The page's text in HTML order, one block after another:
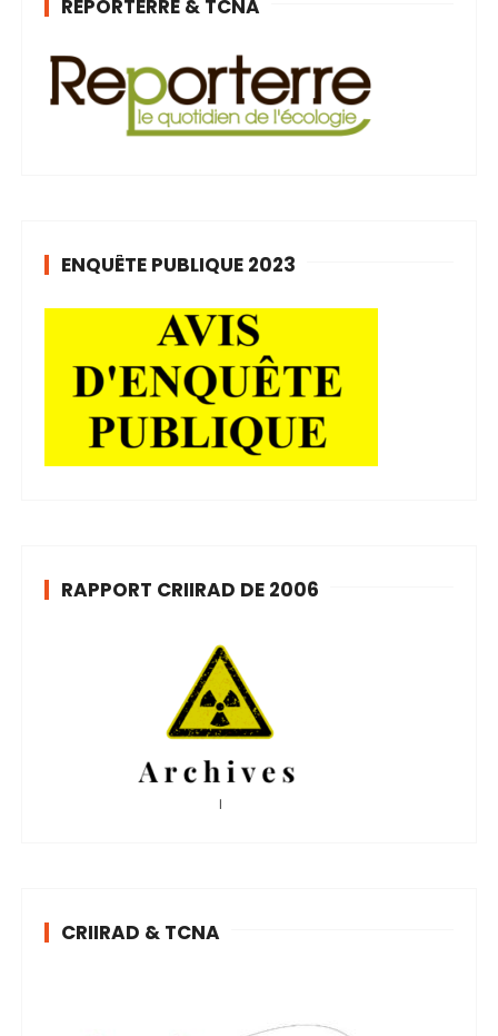
REPORTERRE & TCNA
ENQUÊTE PUBLIQUE 2023
RAPPORT CRIIRAD DE 2006
CRIIRAD & TCNA